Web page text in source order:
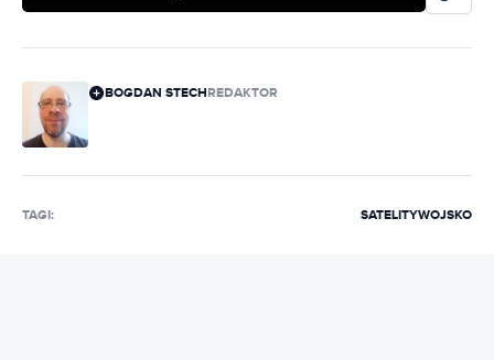
BOGDAN STECHREDAKTOR
TAGI: SATELITYWOJSKO